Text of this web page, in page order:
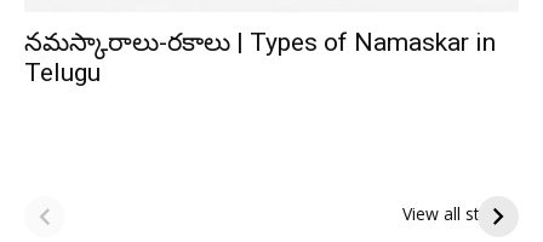
నమస్కారాలు-రకాలు | Types of Namaskar in
Telugu
View all stories
పితృదేవతల ఆశీర్వాదం
ఇంద్రకీలాద్రి గిరి ప్రదక్షిణ